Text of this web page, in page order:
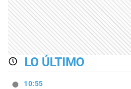
LO ÚLTIMO
10:55